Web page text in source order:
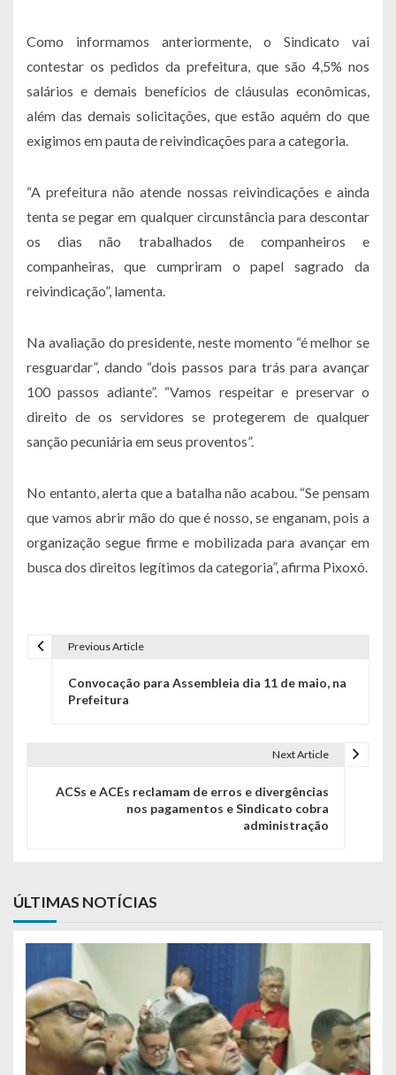
Como informamos anteriormente, o Sindicato vai
contestar os pedidos da prefeitura, que são 4,5% nos
salários e demais benefícios de cláusulas econômicas,
além das demais solicitações, que estão aquém do que
exigimos em pauta de reivindicações para a categoria.
“A prefeitura não atende nossas reivindicações e ainda
tenta se pegar em qualquer circunstância para descontar
os dias não trabalhados de companheiros e
companheiras, que cumpriram o papel sagrado da
reivindicação”, lamenta.
Na avaliação do presidente, neste momento “é melhor se
resguardar”, dando “dois passos para trás para avançar
100 passos adiante”. “Vamos respeitar e preservar o
direito de os servidores se protegerem de qualquer
sanção pecuniária em seus proventos”.
No entanto, alerta que a batalha não acabou. “Se pensam
que vamos abrir mão do que é nosso, se enganam, pois a
organização segue firme e mobilizada para avançar em
busca dos direitos legítimos da categoria”, afirma Pixoxó.
Previous Article
Convocação para Assembleia dia 11 de maio, na
Prefeitura
Next Article
ACSs e ACEs reclamam de erros e divergências
nos pagamentos e Sindicato cobra
administração
ÚLTIMAS NOTÍCIAS